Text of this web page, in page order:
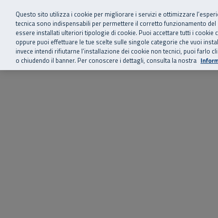
Vai al menu principale
Vai al contenuto principale
Vai al Footer
SuperAbile - il Contact Center Inail per il mondo della disabilità
Home Chi siamo Storie, news
Questo sito utilizza i cookie per migliorare i servizi e ottimizzare
tecnica sono indispensabili per permettere il corretto funzionamento
essere installati ulteriori tipologie di cookie. Puoi accettare tutti i cookie
oppure puoi effettuare le tue scelte sulle singole categorie che vuoi
invece intendi rifiutarne l’installazione dei cookie non tecnici, puoi farlo
o chiudendo il banner. Per conoscere i dettagli, consulta la nostra